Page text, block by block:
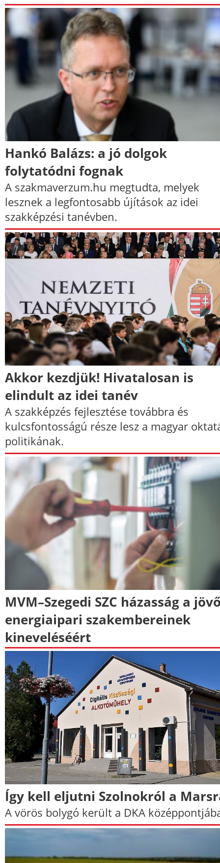
Hankó Balázs: a jó dolgok
folytatódni fognak
A szakmaverzum.hu megtudta, melyek
lesznek a legfontosabb újítások az idei
szakképzési tanévben.
Akkor kezdjük! Hivatalosan is
elindult az idei tanév
A szakképzés fejlesztése továbbra és
kulcsfontosságú része lesz a magyar
politikának.
MVM–Szegedi SZC házasság a
energiaipari szakembereinek
kineveléséért
Így kell eljutni Szolnokról a
A vörös bolygó került a DKA